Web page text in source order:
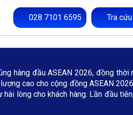
028 7101 6595 Tra
hàng đầu ASEAN 2026, đồng thời
cao cho cộng đồng ASEAN
lòng cho khách hàng. Lần đầu